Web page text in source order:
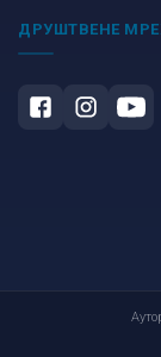
ДРУШТВЕНЕ